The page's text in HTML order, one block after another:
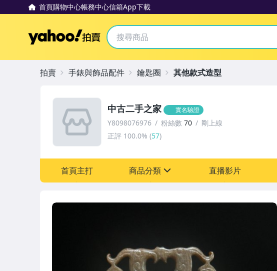
首頁購物中心帳務中心信箱App下載
Yahoo拍賣
中古二手之家 實名驗證
Y8098076976 粉絲數 70
剛上線
正評 100.0% (57)
首頁主打 商品分類
女裝與服飾配件
直播影片
拍賣 手錶與飾品配件 鑰匙圈 其他款式造型